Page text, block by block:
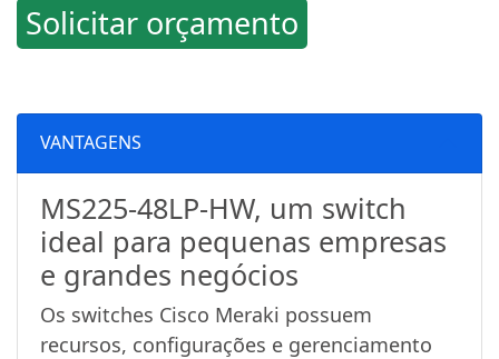
Solicitar orçamento
VANTAGENS
MS225-48LP-HW, um switch
ideal para pequenas empresas
e grandes negócios
Os switches Cisco Meraki possuem
recursos, configurações e gerenciamento